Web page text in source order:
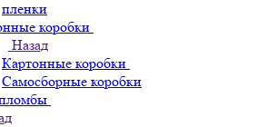
пленки
коробки
Назад
Картонные коробки
Самосборные коробки